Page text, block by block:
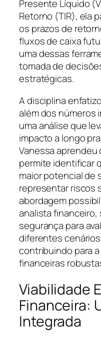
Presente Líquido
Retorno (TIR), ela
os prazos de
fluxos de caixa
uma dessas
tomada de
estratégicas.
A disciplina
além dos números
uma análise que
impacto a longo
Vanessa aprendeu
permite identificar
maior potencial de
representar riscos
abordagem
analista
segurança para
diferentes
contribuindo para
financeiras
Viabilidade
Financeira:
Integrada